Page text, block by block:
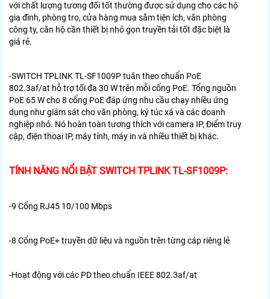
với chất lượng tương đối tốt thường được sử dụng cho các hộ
gia đình, phòng trọ, cửa hàng mua sắm tiện ích, văn phòng
công ty, căn hộ cần thiết bị nhỏ gọn truyền tải tốt đặc biệt là
giá rẻ.
-SWITCH TPLINK TL-SF1009Ptuân theo chuẩn PoE
802.3af/at hỗ trợ tối đa 30 W trên mỗi cổng PoE. Tổng nguồn
PoE 65 W cho 8 cổng PoE đáp ứng nhu cầu chạy nhiều ứng
dụng như giám sát cho văn phòng, ký túc xá và các doanh
nghiệp nhỏ. Nó hoàn toàn tương thích với camera IP, Điểm truy
cập, điện thoại IP, máy tính, máy in và nhiều thiết bị khác.
TÍNH NĂNG NỔI BẬT SWITCH TPLINK TL-SF1009P:
-9 Cổng RJ45 10/100 Mbps
-8 Cổng PoE+ truyền dữ liệu và nguồn trên từng cáp riêng lẻ
-Hoạt động với các PD theo chuẩn IEEE 802.3af/at